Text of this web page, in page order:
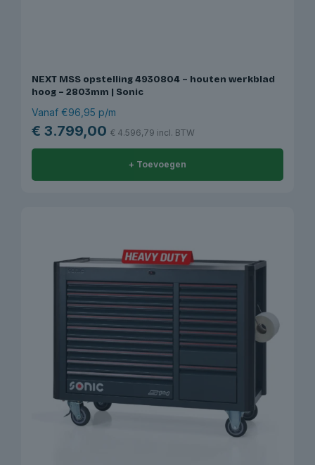
NEXT MSS opstelling 4930804 – houten werkblad
hoog – 2803mm | Sonic
Vanaf €96,95 p/m
€ 3.799,00 € 4.596,79 incl. BTW
+ Toevoegen